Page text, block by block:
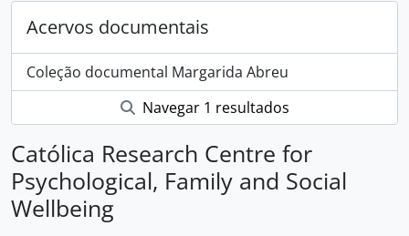
Acervos documentais
Coleção documental Margarida Abreu
Navegar 1 resultados
Católica Research Centre for
Psychological, Family and Social
Wellbeing